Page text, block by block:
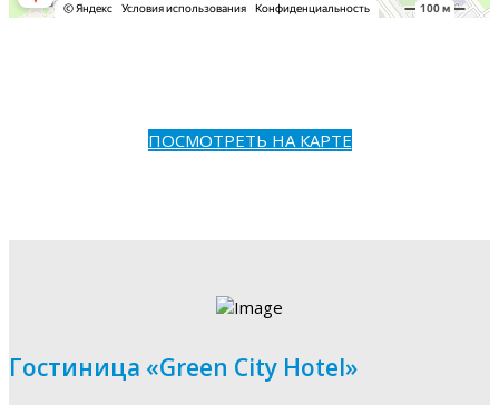
ПОСМОТРЕТЬ НА КАРТЕ
Гостиница «Green City Hotel»